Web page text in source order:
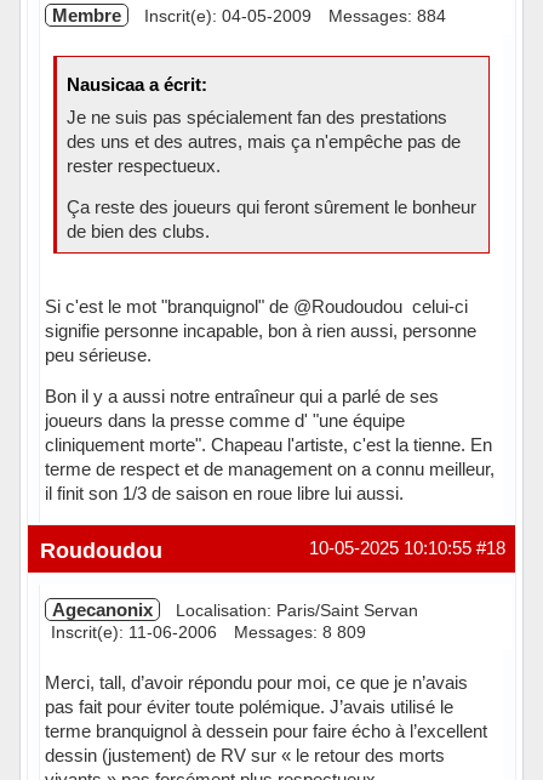
Membre Inscrit(e): 04-05-2009 Messages: 884
Nausicaa a écrit:
Je ne suis pas spécialement fan des prestations
des uns et des autres, mais ça n'empêche pas de
rester respectueux.
Ça reste des joueurs qui feront sûrement le bonheur
de bien des clubs.
Si c'est le mot "branquignol" de @Roudoudou celui-ci
signifie personne incapable, bon à rien aussi, personne
peu sérieuse.
Bon il y a aussi notre entraîneur qui a parlé de ses
joueurs dans la presse comme d' "une équipe
cliniquement morte". Chapeau l'artiste, c'est la tienne. En
terme de respect et de management on a connu meilleur,
il finit son 1/3 de saison en roue libre lui aussi.
Hors ligne #18
10-05-2025 10:10:55
Roudoudou
Agecanonix
Localisation: Paris/Saint Servan
Inscrit(e): 11-06-2006
Messages: 8 809
Merci, tall, d’avoir répondu pour moi, ce que je n’avais
pas fait pour éviter toute polémique. J’avais utilisé le
terme branquignol à dessein pour faire écho à l’excellent
dessin (justement) de RV sur « le retour des morts